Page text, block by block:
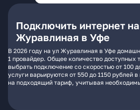
Подключить интернет
Журавлиная в Уфе
В 2026 году на ул Журавлиная в Уфе
1 провайдер. Общее количество
выбрать подключение со скоростью от 100
услуги варьируются от 550 до 1150 рублей
на подходящий тариф, учитывая